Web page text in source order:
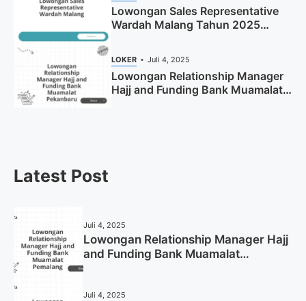
Lowongan Sales Representative
Wardah Malang Tahun 2025
LOKER Juli 4, 2025
Lowongan Relationship Manager
Hajj and Funding Bank Muamalat
Latest Post
Juli 4, 2025
Lowongan Relationship Manager Hajj
and Funding Bank Muamalat
Juli 4, 2025